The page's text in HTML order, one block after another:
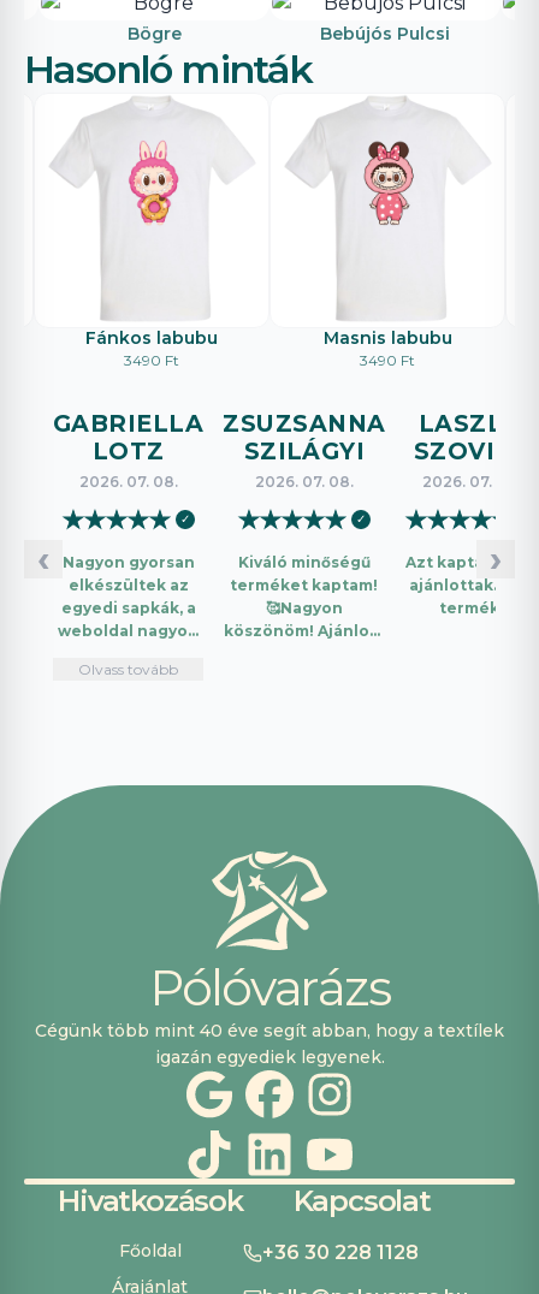
Bögre Bebújós Pulcsi
Hasonló minták
Fánkos labubu
3490 Ft
Masnis labubu
3490 Ft
‹
GABRIELLA
LOTZ
2026. 07. 08.
★★★★★ ✓
Nagyon gyorsan
elkészültek az
egyedi sapkák, a
weboldal nagyon
használni.
fogok innen
Olvass tovább
ZSUZSANNA
SZILÁGYI
2026. 07. 08.
★★★★★ ✓
Kiváló minőségű
terméket kaptam!
🥰Nagyon
köszönöm! Ajánlom
LASZLO
SZOVICS
2026. 07. 08.
★★★★★
Azt kaptam amit
ajánlottak. Jó a
termék.
›
Pólóvarázs
Cégünk több mint 40 éve segít abban, hogy a textílek
igazán egyediek legyenek.
Hivatkozások
Főoldal
Árajánlat
Kapcsolat
+36 30 228 1128